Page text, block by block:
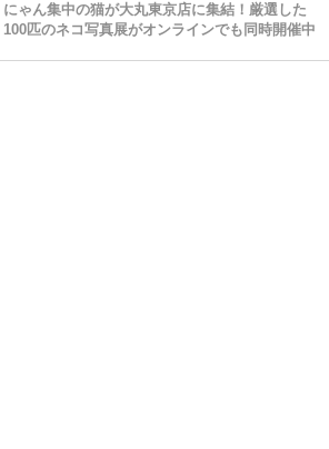
にゃん集中の猫が大丸東京店に集結！厳選した
100匹のネコ写真展がオンラインでも同時開催中